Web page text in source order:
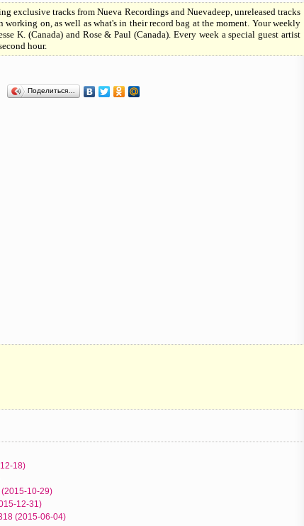
exclusive tracks from Nueva Recordings and Nuevadeep, unreleased tracks
working on, as well as what's in their record bag at the moment. Your weekly
K. (Canada) and Rose & Paul (Canada). Every week a special guest artist
hour.
Поделиться…
18)
10-29)
12-31)
(2015-06-04)